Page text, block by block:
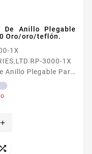
De Anillo Plegable
Oro/oro/teflón.
1X
RP-3000-1X
Anillo Plegable Para
oro/teflón. Conector
para Cables
SMA Macho
Cuerpo de Bronce
add